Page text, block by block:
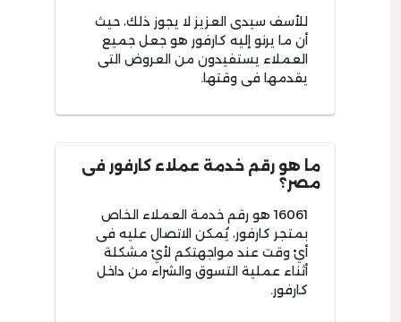
للأسف سيدى العزيز لا يجوز ذلك، حيث
أن ما يرنو إليه كارفور هو جعل جميع
العملاء يستفيدون من العروض التى
يقدمها فى وقتها.
ما هو رقم خدمة عملاء كارفور فى
مصر؟
16061 هو رقم خدمة العملاء الخاص
بمتجر كارفور، يُمكن الاتصال عليه فى
أيْ وقت عند مواجهتكم لأيْ مشكلة
أثناء عملية التسوق والشراء من داخل
كارفور.